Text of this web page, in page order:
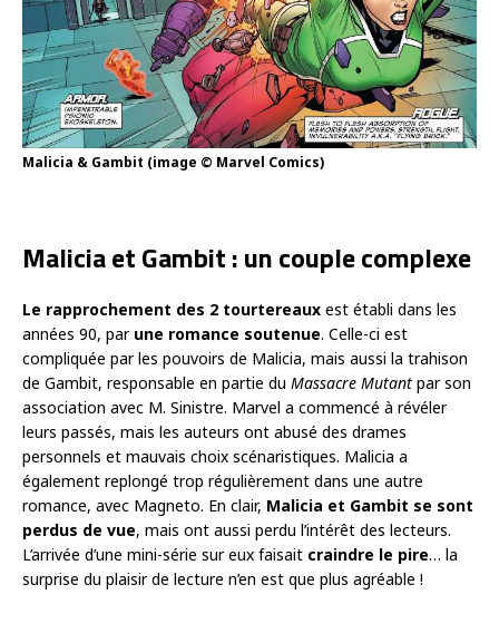
Malicia & Gambit (image © Marvel Comics)
Malicia et Gambit : un couple complexe
Le rapprochement des 2 tourtereaux est établi dans les
années 90, par une romance soutenue. Celle-ci est
compliquée par les pouvoirs de Malicia, mais aussi la trahison
de Gambit, responsable en partie du Massacre Mutant par son
association avec M. Sinistre. Marvel a commencé à révéler
leurs passés, mais les auteurs ont abusé des drames
personnels et mauvais choix scénaristiques. Malicia a
également replongé trop régulièrement dans une autre
romance, avec Magneto. En clair, Malicia et Gambit se sont
perdus de vue, mais ont aussi perdu l’intérêt des lecteurs.
L’arrivée d’une mini-série sur eux faisait craindre le pire… la
surprise du plaisir de lecture n’en est que plus agréable !